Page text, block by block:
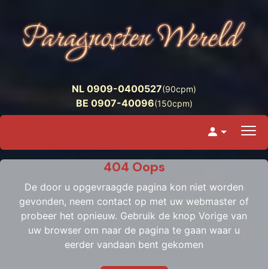
NL 0909-0400527(90cpm)
BE 0907-40096(150cpm)
404 Oops
De door u opgevraagde pagina kon niet worden
gevonden, neem contact op met uw webmaster of
probeer het opnieuw. Gebruik de knop Vorige van
uw browser om naar de pagina te gaan waar u
eerder vandaan bent gekomen